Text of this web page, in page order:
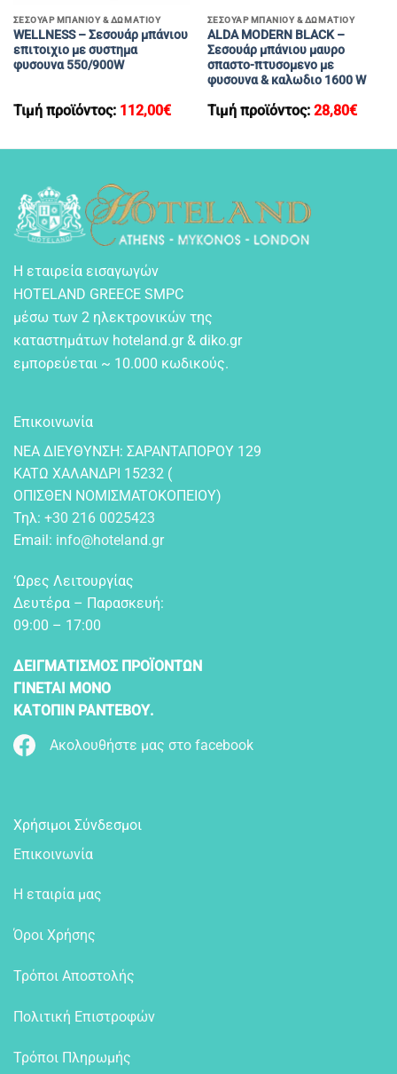
ΣΕΣΟΥΑΡ ΜΠΑΝΙΟΥ & ΔΩΜΑΤΙΟΥ
WELLNESS – Σεσουάρ μπάνιου
επιτοιχιο με συστημα
φυσουνα 550/900W
Τιμή προϊόντος: 112,00€
ΣΕΣΟΥΑΡ ΜΠΑΝΙΟΥ & ΔΩΜΑΤΙΟΥ
ALDA MODERN BLACK –
Σεσουάρ μπάνιου μαυρο
σπαστο-πτυσομενο με
φυσουνα & καλωδιο 1600 W
Τιμή προϊόντος: 28,80€
Η εταιρεία εισαγωγών
HOTELAND GREECE SMPC
μέσω των 2 ηλεκτρονικών της
καταστημάτων hoteland.gr & diko.gr
εμπορεύεται ~ 10.000 κωδικούς.
Επικοινωνία
NEA ΔIEYΘYNΣH: ΣAPANTAΠOPOY 129
KATΩ XAΛANΔPI 15232 (
OΠIΣΘEN NOMIΣMATOKOΠEIOY)
Τηλ: +30 216 0025423
Email: info@hoteland.gr
‘Ωρες Λειτουργίας
Δευτέρα – Παρασκευή:
09:00 – 17:00
ΔΕΙΓΜΑΤΙΣΜΟΣ ΠΡΟΪΟΝΤΩΝ
ΓΙΝΕΤΑΙ ΜΟΝΟ
ΚΑΤΟΠΙΝ ΡΑΝΤΕΒΟΥ.
Ακολουθήστε μας στο facebook
Χρήσιμοι Σύνδεσμοι
Επικοινωνία
Η εταιρία μας
Όροι Χρήσης
Τρόποι Αποστολής
Πολιτική Επιστροφών
Τρόποι Πληρωμής